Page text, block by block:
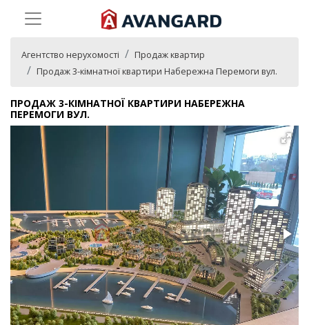
Агентство нерухомості
Продаж квартир
Продаж 3-кімнатної квартири Набережна Перемоги вул.
ПРОДАЖ 3-КІМНАТНОЇ КВАРТИРИ НАБЕРЕЖНА
ПЕРЕМОГИ ВУЛ.